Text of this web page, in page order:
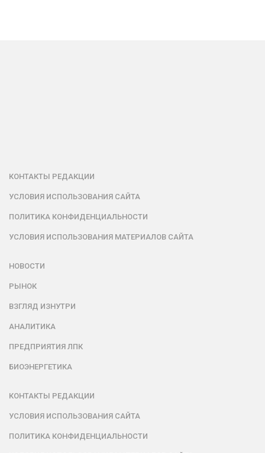
КОНТАКТЫ РЕДАКЦИИ
УСЛОВИЯ ИСПОЛЬЗОВАНИЯ САЙТА
ПОЛИТИКА КОНФИДЕНЦИАЛЬНОСТИ
УСЛОВИЯ ИСПОЛЬЗОВАНИЯ МАТЕРИАЛОВ САЙТА
НОВОСТИ
РЫНОК
ВЗГЛЯД ИЗНУТРИ
АНАЛИТИКА
ПРЕДПРИЯТИЯ ЛПК
БИОЭНЕРГЕТИКА
КОНТАКТЫ РЕДАКЦИИ
УСЛОВИЯ ИСПОЛЬЗОВАНИЯ САЙТА
ПОЛИТИКА КОНФИДЕНЦИАЛЬНОСТИ